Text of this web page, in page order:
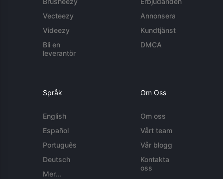
Vecteezy
Videezy
Bli en
leverantör
Annonsera
Kundtjänst
DMCA
Språk
English
Español
Português
Deutsch
Mer...
Om Oss
Om oss
Vårt team
Vår blogg
Kontakta
oss